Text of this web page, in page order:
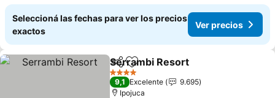
Seleccioná las fechas para ver los precios
exactos
Ver precios
CompartirAñadir a favoritos
Serrambi Resort
4 Estrellas
9,1 Excelente
9.695
Ipojuca